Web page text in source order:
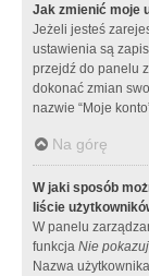
Jak zmienić moje
Jeżeli jesteś
ustawienia są
przejdź do panelu
dokonać zmian
nazwie “Moje
Na górę
W jaki sposób
liście
W panelu
funkcja Nie
Nazwa